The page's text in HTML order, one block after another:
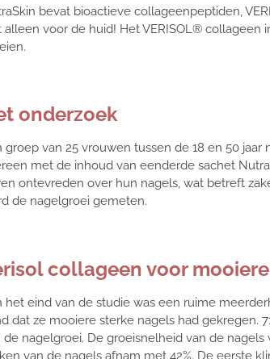
bevat bioactieve collageenpeptiden,
alleen voor de huid! Het VERISOL®
onderzoek
groep van 25 vrouwen tussen de 18 en 50
met de inhoud van eenderde sachet
ontevreden over hun nagels, wat betreft
de nagelgroei gemeten.
collageen voor
het eind van de studie was een ruime
dat ze mooiere sterke nagels had gekregen.
de nagelgroei. De groeisnelheid van de
van de nagels afnam met 42%. De eerste